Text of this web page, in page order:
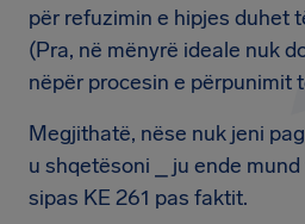
për refuzimin e hipjes duhet
(Pra, në mënyrë ideale nuk
nëpër procesin e përpunimit
Megjithatë, nëse nuk jeni
u shqetësoni ⎯ ju ende
sipas KE 261 pas faktit.